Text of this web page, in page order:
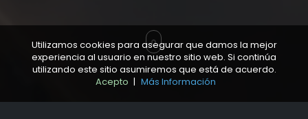
Utilizamos cookies para asegurar que damos la mejor
experiencia al usuario en nuestro sitio web. Si continúa
utilizando este sitio asumiremos que está de acuerdo.
Acepto | Más Información